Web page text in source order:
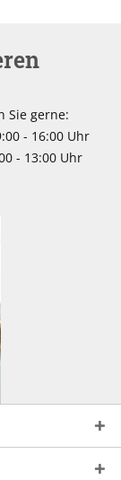
Sie gerne:
- 16:00 Uhr
- 13:00 Uhr